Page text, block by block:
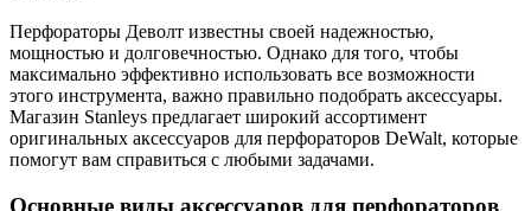
Перфораторы Деволт известны своей надежностью,
мощностью и долговечностью. Однако для того, чтобы
максимально эффективно использовать все возможности
этого инструмента, важно правильно подобрать аксессуары.
Магазин Stanleys предлагает широкий ассортимент
оригинальных аксессуаров для перфораторов DeWalt, которые
помогут вам справиться с любыми задачами.
Основные виды аксессуаров для перфораторов